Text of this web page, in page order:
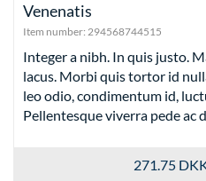
Venenatis
Item number: 294568744515
Integer a nibh. In quis justo.
lacus. Morbi quis tortor id
leo odio, condimentum id,
Pellentesque viverra pede ac
271.75